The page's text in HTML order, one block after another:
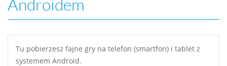
Androidem
Tu pobierzesz fajne gry na telefon (smartfon) i tablet z
systemem Android.